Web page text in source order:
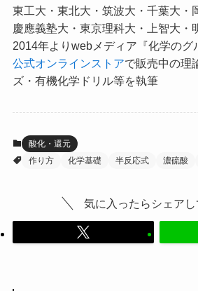
東工大・東北大・筑波大・千葉大・
慶應義塾大・東京理科大・上智大・
2014年よりwebメディア『化学のグ
公式オンラインストアで販売中の理
ズ・有機化学ドリル等を執筆
酸化・還元
作り方
化学基礎 半反応式 濃硫酸
気に入ったらシェアし